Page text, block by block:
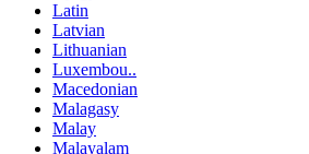
Latin
Latvian
Lithuanian
Luxembou..
Macedonian
Malagasy
Malay
Malayalam